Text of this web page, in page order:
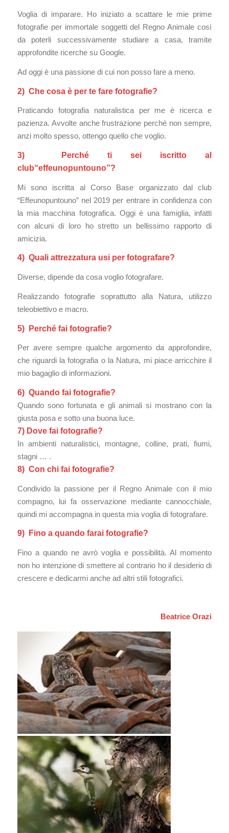
Voglia di imparare. Ho iniziato a scattare le mie prime
fotografie per immortale soggetti del Regno Animale così
da poterli successivamente studiare a casa, tramite
approfondite ricerche su Google.
Ad oggi è una passione di cui non posso fare a meno.
2) Che cosa è per te fare fotografie?
Praticando fotografia naturalistica per me è ricerca e
pazienza. Avvolte anche frustrazione perché non sempre,
anzi molto spesso, ottengo quello che voglio.
3) Perché ti sei iscritto al
club“effeunopuntouno”?
Mi sono iscritta al Corso Base organizzato dal club
“Effeunopuntouno” nel 2019 per entrare in confidenza con
la mia macchina fotografica. Oggi è una famiglia, infatti
con alcuni di loro ho stretto un bellissimo rapporto di
amicizia.
4) Quali attrezzatura usi per fotografare?
Diverse, dipende da cosa voglio fotografare.
Realizzando fotografie soprattutto alla Natura, utilizzo
teleobiettivo e macro.
5) Perché fai fotografie?
Per avere sempre qualche argomento da approfondire,
che riguardi la fotografia o la Natura, mi piace arricchire il
mio bagaglio di informazioni.
6) Quando fai fotografie?
Quando sono fortunata e gli animali si mostrano con la
giusta posa e sotto una buona luce.
7) Dove fai fotografie?
In ambienti naturalistici, montagne, colline, prati, fiumi,
stagni … .
8) Con chi fai fotografie?
Condivido la passione per il Regno Animale con il mio
compagno, lui fa osservazione mediante cannocchiale,
quindi mi accompagna in questa mia voglia di fotografare.
9) Fino a quando farai fotografie?
Fino a quando ne avrò voglia e possibilità. Al momento
non ho intenzione di smettere al contrario ho il desiderio di
crescere e dedicarmi anche ad altri stili fotografici.
Beatrice Orazi